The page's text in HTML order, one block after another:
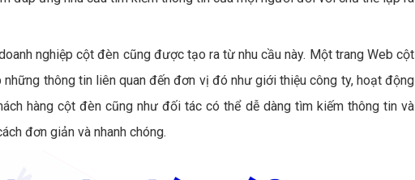
nghiệp cột đèn cũng được tạo ra từ nhu cầu này. Một trang Web cột
thông tin liên quan đến đơn vị đó như giới thiệu công ty, hoạt động
hàng cột đèn cũng như đối tác có thể dễ dàng tìm kiếm thông tin và
đơn giản và nhanh chóng.